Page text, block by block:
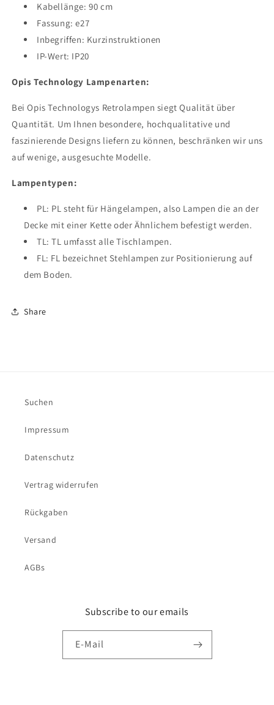
Kabellänge: 90 cm
Fassung: e27
Inbegriffen: Kurzinstruktionen
IP-Wert: IP20
Opis Technology Lampenarten:
Bei Opis Technologys Retrolampen siegt Qualität über
Quantität. Um Ihnen besondere, hochqualitative und
faszinierende Designs liefern zu können, beschränken wir uns
auf wenige, ausgesuchte Modelle.
Lampentypen:
PL: PL steht für Hängelampen, also Lampen die an der
Decke mit einer Kette oder Ähnlichem befestigt werden.
TL: TL umfasst alle Tischlampen.
FL: FL bezeichnet Stehlampen zur Positionierung auf
dem Boden.
Share
Suchen
Impressum
Datenschutz
Vertrag widerrufen
Rückgaben
Versand
AGBs
Subscribe to our emails
E-Mail